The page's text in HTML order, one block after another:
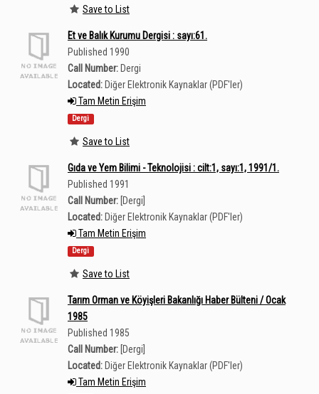
Save to List
Et ve Balık Kurumu Dergisi : sayı:61.
Published 1990
Call Number: Dergi
Located: Diğer Elektronik Kaynaklar (PDF'ler)
Tam Metin Erişim
Dergi
Save to List
Gıda ve Yem Bilimi - Teknolojisi : cilt:1, sayı:1, 1991/1.
Published 1991
Call Number: [Dergi]
Located: Diğer Elektronik Kaynaklar (PDF'ler)
Tam Metin Erişim
Dergi
Save to List
Tarım Orman ve Köyişleri Bakanlığı Haber Bülteni / Ocak
1985
Published 1985
Call Number: [Dergi]
Located: Diğer Elektronik Kaynaklar (PDF'ler)
Tam Metin Erişim